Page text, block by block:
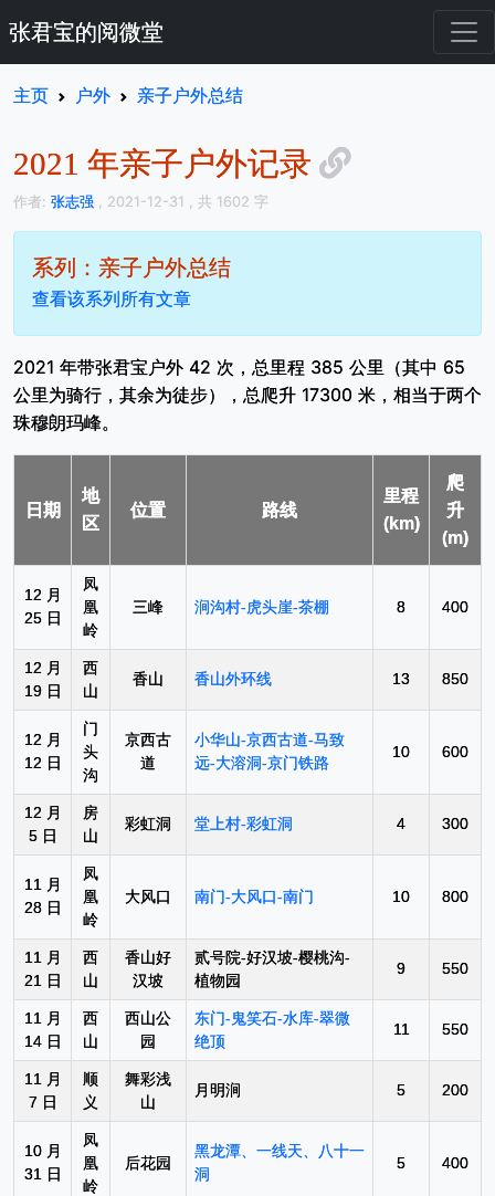
张君宝的阅微堂
主页 户外 亲子户外总结
2021 年亲子户外记录
作者: 张志强 , 2021-12-31 , 共 1602 字
系列：亲子户外总结
查看该系列所有文章
2021 年带张君宝户外 42 次，总里程 385 公里（其中 65
公里为骑行，其余为徒步），总爬升 17300 米，相当于两个
珠穆朗玛峰。
日期
地
区
位置 路线
里程
(km)
爬
升
(m)
12 月
25 日
凤
凰
岭
三峰 涧沟村-虎头崖-茶棚 8 400
12 月
19 日
西
山
香山 香山外环线 13 850
12 月
12 日
门
头
沟
京西古
道
小华山-京西古道-马致
远-大溶洞-京门铁路
10 600
12 月
5 日
房
山
彩虹洞 堂上村-彩虹洞 4 300
11 月
28 日
凤
凰
岭
大风口 南门-大风口-南门 10 800
11 月
21 日
西
山
香山好
汉坡
贰号院-好汉坡-樱桃沟-
植物园
9 550
11 月
14 日
西
山
西山公
园
东门-鬼笑石-水库-翠微
绝顶
11 550
11 月
7 日
顺
义
舞彩浅
山
月明涧 5 200
10 月
31 日
凤
凰
岭
后花园
黑龙潭、一线天、八十一
洞
5 400